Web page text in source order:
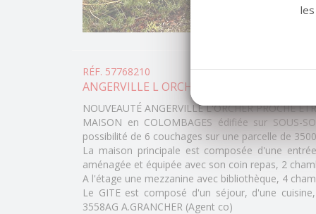
RÉF. 57768210
ANGERVILLE L ORCHER - 76280
NOUVEAUTÉ ANGERVILLE L'ORCHER PROCHE
MAISON en COLOMBAGES édifiée sur
possibilité de 6 couchages sur une parcelle de
La maison principale est composée d'une
aménagée et équipée avec son coin repas, 2
A l'étage une mezzanine avec bibliothèque, 4
Le GITE est composé d'un séjour, d'une
3558AG A.GRANCHER (Agent co)